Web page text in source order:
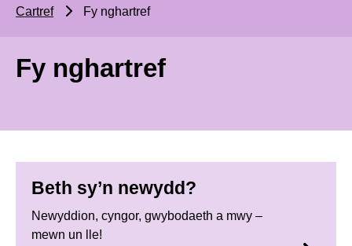
Cartref Fy nghartref
Fy nghartref
Beth sy’n newydd?
Newyddion, cyngor, gwybodaeth a mwy –
mewn un lle!